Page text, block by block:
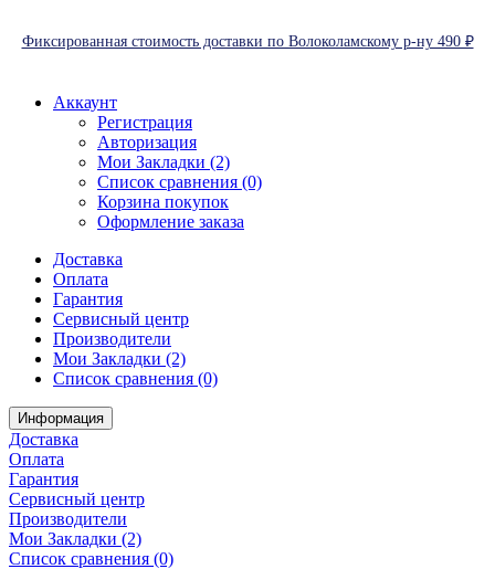
Фиксированная стоимость доставки по Волоколамскому р-ну 490 ₽
Аккаунт
Регистрация
Авторизация
Мои Закладки (2)
Список сравнения (0)
Корзина покупок
Оформление заказа
Доставка
Оплата
Гарантия
Сервисный центр
Производители
Мои Закладки (2)
Список сравнения (0)
Информация
Доставка
Оплата
Гарантия
Сервисный центр
Производители
Мои Закладки (2)
Список сравнения (0)